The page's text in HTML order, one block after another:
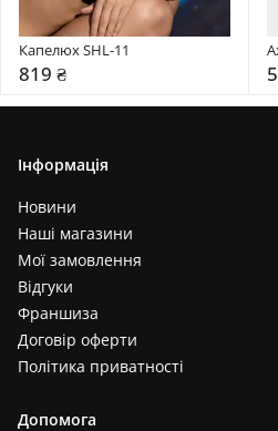
Капелюх SHL-11
819 ₴
Інформація
Новини
Наші магазини
Мої замовлення
Відгуки
Франшиза
Договір оферти
Політика приватності
Допомога